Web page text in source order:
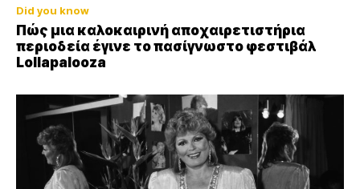
Did you know
Πώς μια καλοκαιρινή αποχαιρετιστήρια
περιοδεία έγινε το πασίγνωστο φεστιβάλ
Lollapalooza